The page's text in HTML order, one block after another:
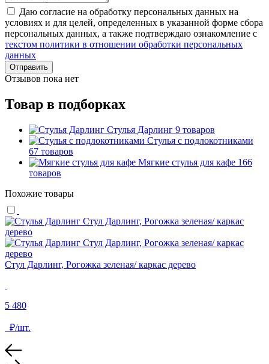
Даю согласие на обработку персональных данных на
условиях и для целей, определенных в указанной форме сбора
персональных данных, а также подтверждаю ознакомление с
текстом политики в отношении обработки персональных
данных
Отправить
Отзывов пока нет
Товар в подборках
Стулья Дарлинг 9 товаров
Стулья с подлокотниками
67 товаров
Мягкие стулья для кафе 166
товаров
Похожие товары
Стул Дарлинг, Рогожка зеленая/ каркас дерево
5 480
₽/шт.